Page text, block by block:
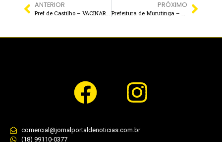
ANTERIOR
Pref de Castilho – VACINAR CONTRA A GRIPE
PRÓXIMO
Prefeitura de Murutinga – JuLHO Amarelo
comercial@jornalportaldenoticias.com.br
(18) 99110-0377